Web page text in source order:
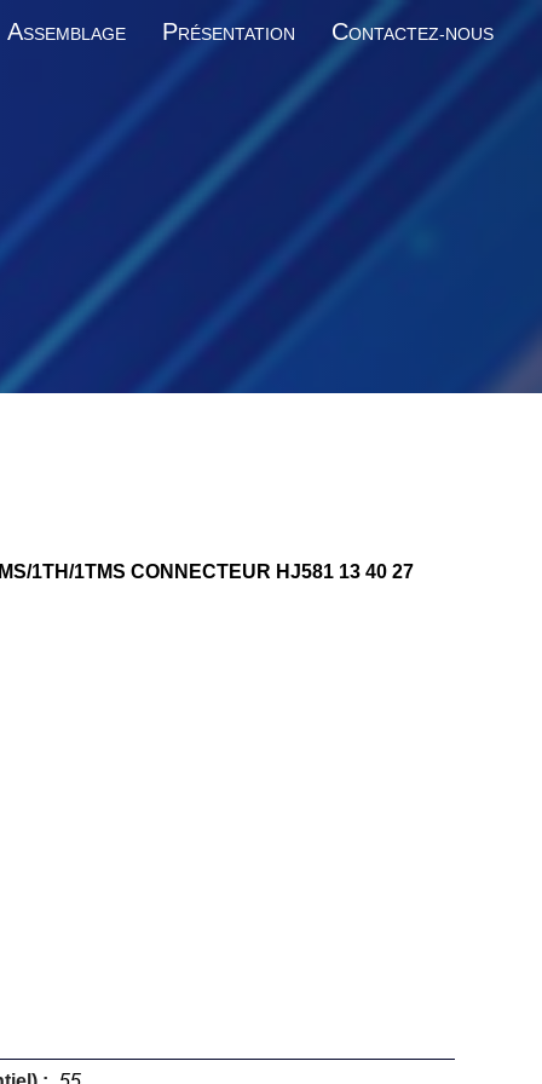
ASSEMBLAGE PRÉSENTATION CONTACTEZ-NOUS
1TH/1TMS CONNECTEUR HJ581 13 40 27